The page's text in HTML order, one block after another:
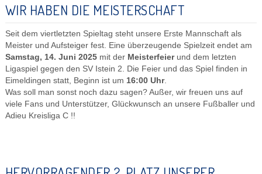
WIR HABEN DIE MEISTERSCHAFT
Seit dem viertletzten Spieltag steht unsere Erste Mannschaft als
Meister und Aufsteiger fest. Eine überzeugende Spielzeit endet am
Samstag, 14. Juni 2025mit der Meisterfeierund dem letzten
Ligaspiel gegen den SV Istein 2. Die Feier und das Spiel finden in
Eimeldingen statt, Beginn ist um 16:00 Uhr.
Was soll man sonst noch dazu sagen? Außer, wir freuen uns auf
viele Fans und Unterstützer, Glückwunsch an unsere Fußballer und
Adieu Kreisliga C !!